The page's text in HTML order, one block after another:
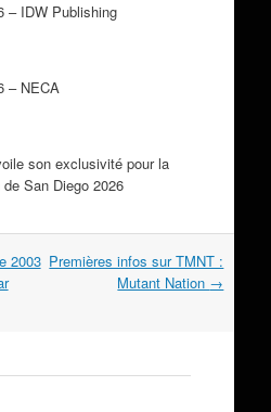
– IDW Publishing
– NECA
son exclusivité pour la
San Diego 2026
2003 Premières infos sur TMNT :
Mutant Nation →